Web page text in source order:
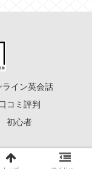
ライン英会話
コミ評判
初心者
Rights Reserved.